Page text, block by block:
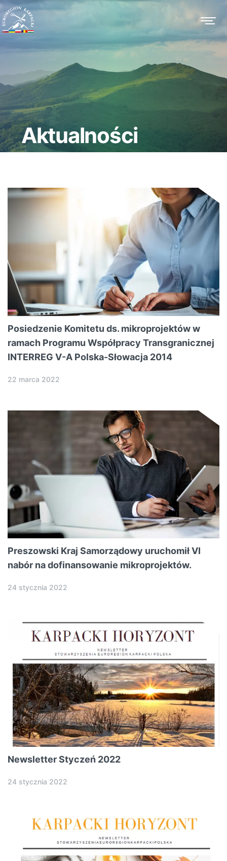
Aktualności
Posiedzenie Komitetu ds. mikroprojektów w
ramach Programu Współpracy Transgranicznej
INTERREG V-A Polska-Słowacja 2014
22 marca 2022
Preszowski Kraj Samorządowy uruchomił VI
nabór na dofinansowanie mikroprojektów.
24 stycznia 2022
Newsletter Styczeń 2022
24 stycznia 2022